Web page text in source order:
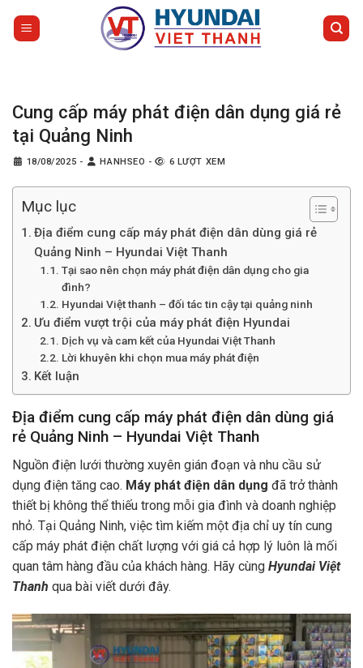
Cung cấp máy phát điện dân dụng giá rẻ
tại Quảng Ninh
18/08/2025 - HANHSEO - 6 LƯỢT XEM
Mục lục
Địa điểm cung cấp máy phát điện dân dùng giá rẻ
Quảng Ninh – Hyundai Việt Thanh
Tại sao nên chọn máy phát điện dân dụng cho gia
đình?
Hyundai Việt thanh – đối tác tin cậy tại quảng ninh
Ưu điểm vượt trội của máy phát điện Hyundai
Dịch vụ và cam kết của Hyundai Việt Thanh
Lời khuyên khi chọn mua máy phát điện
Kết luận
Địa điểm cung cấp máy phát điện dân dùng giá
rẻ Quảng Ninh – Hyundai Việt Thanh
Nguồn điện lưới thường xuyên gián đoạn và nhu cầu sử
dụng điện tăng cao. Máy phát điện dân dụng đã trở thành
thiết bị không thể thiếu trong mỗi gia đình và doanh nghiệp
nhỏ. Tại Quảng Ninh, việc tìm kiếm một địa chỉ uy tín cung
cấp máy phát điện chất lượng với giá cả hợp lý luôn là mối
quan tâm hàng đầu của khách hàng. Hãy cùng Hyundai Việt
Thanh qua bài viết dưới đây.